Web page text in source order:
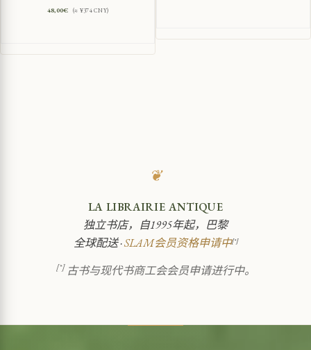
48,00€ (≈ ¥374 CNY)
❦
LA LIBRAIRIE ANTIQUE
独立书店，自1995年起，巴黎
全球配送 ·SLAM会员资格申请中[*]
[*]古书与现代书商工会会员申请进行中。